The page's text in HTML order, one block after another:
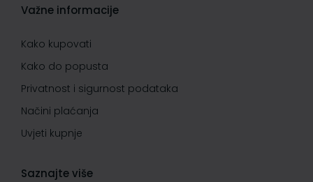
Važne informacije
Kako kupovati
Kako do popusta
Privatnost i sigurnost podataka
Načini plaćanja
Uvjeti kupnje
Saznajte više